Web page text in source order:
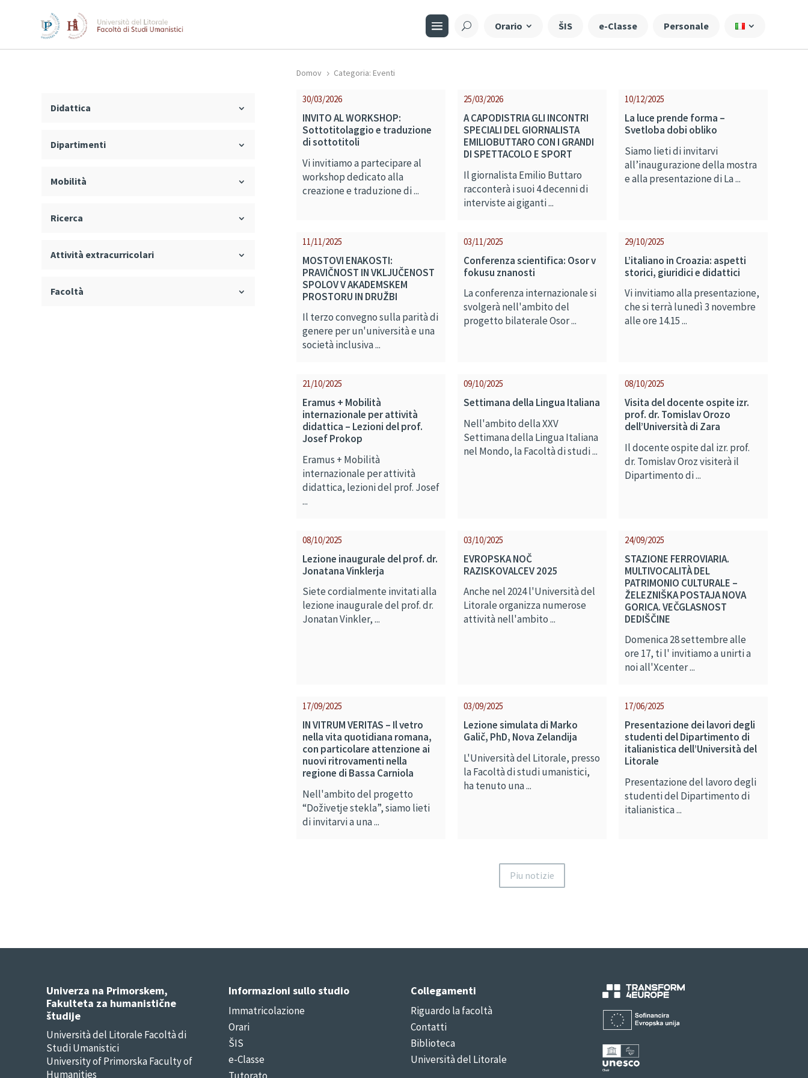
Orario ŠIS e-Classe Personale
Domov 5 Categoria: Eventi
Didattica
Dipartimenti
Mobilità
Ricerca
Attività extracurricolari
Facoltà
30/03/2026
INVITO AL WORKSHOP:
Sottotitolaggio e traduzione
di sottotitoli
Vi invitiamo a partecipare al
workshop dedicato alla
creazione e traduzione di ...
25/03/2026
A CAPODISTRIA GLI INCONTRI
SPECIALI DEL GIORNALISTA
EMILIOBUTTARO CON I GRANDI
DI SPETTACOLO E SPORT
Il giornalista Emilio Buttaro
racconterà i suoi 4 decenni di
interviste ai giganti ...
10/12/2025
La luce prende forma –
Svetloba dobi obliko
Siamo lieti di invitarvi
all’inaugurazione della mostra
e alla presentazione di La ...
11/11/2025
MOSTOVI ENAKOSTI:
PRAVIČNOST IN VKLJUČENOST
SPOLOV V AKADEMSKEM
PROSTORU IN DRUŽBI
Il terzo convegno sulla parità di
genere per un'università e una
società inclusiva ...
03/11/2025
Conferenza scientifica: Osor v
fokusu znanosti
La conferenza internazionale si
svolgerà nell'ambito del
progetto bilaterale Osor ...
29/10/2025
L’italiano in Croazia: aspetti
storici, giuridici e didattici
Vi invitiamo alla presentazione,
che si terrà lunedì 3 novembre
alle ore 14.15 ...
21/10/2025
Eramus + Mobilità
internazionale per attività
didattica – Lezioni del prof.
Josef Prokop
Eramus + Mobilità
internazionale per attività
didattica, lezioni del prof. Josef
...
09/10/2025
Settimana della Lingua Italiana
Nell'ambito della XXV
Settimana della Lingua Italiana
nel Mondo, la Facoltà di studi ...
08/10/2025
Visita del docente ospite izr.
prof. dr. Tomislav Orozo
dell’Università di Zara
Il docente ospite dal izr. prof.
dr. Tomislav Oroz visiterà il
Dipartimento di ...
08/10/2025
Lezione inaugurale del prof. dr.
Jonatana Vinklerja
Siete cordialmente invitati alla
lezione inaugurale del prof. dr.
Jonatan Vinkler, ...
03/10/2025
EVROPSKA NOČ
RAZISKOVALCEV 2025
Anche nel 2024 l'Università del
Litorale organizza numerose
attività nell'ambito ...
24/09/2025
STAZIONE FERROVIARIA.
MULTIVOCALITÀ DEL
PATRIMONIO CULTURALE –
ŽELEZNIŠKA POSTAJA NOVA
GORICA. VEČGLASNOST
DEDIŠČINE
Domenica 28 settembre alle
ore 17, ti l' invitiamo a unirti a
noi all'Xcenter ...
17/09/2025
IN VITRUM VERITAS – Il vetro
nella vita quotidiana romana,
con particolare attenzione ai
nuovi ritrovamenti nella
regione di Bassa Carniola
Nell'ambito del progetto
“Doživetje stekla”, siamo lieti
di invitarvi a una ...
03/09/2025
Lezione simulata di Marko
Galič, PhD, Nova Zelandija
L'Università del Litorale, presso
la Facoltà di studi umanistici,
ha tenuto una ...
17/06/2025
Presentazione dei lavori degli
studenti del Dipartimento di
italianistica dell’Università del
Litorale
Presentazione del lavoro degli
studenti del Dipartimento di
italianistica ...
Piu notizie
Univerza na Primorskem,
Fakulteta za humanistične
študije
Università del Litorale Facoltà di
Studi Umanistici
University of Primorska Faculty of
Humanities
Informazioni sullo studio
Immatricolazione
Orari
ŠIS
e-Classe
Collegamenti
Riguardo la facoltà
Contatti
Biblioteca
Università del Litorale